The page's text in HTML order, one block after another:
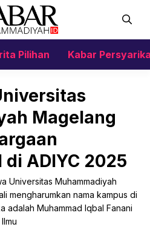
Pilihan Kabar
Magelang
ADIYC 2025
Universitas Muhammadiyah
mengharumkan nama kampus di
adalah Muhammad Iqbal Fanani